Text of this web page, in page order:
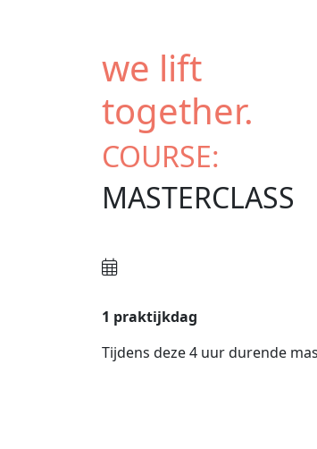
we lift
together.
COURSE:
MASTERCLASS
1 praktijkdag
Tijdens deze 4 uur durende